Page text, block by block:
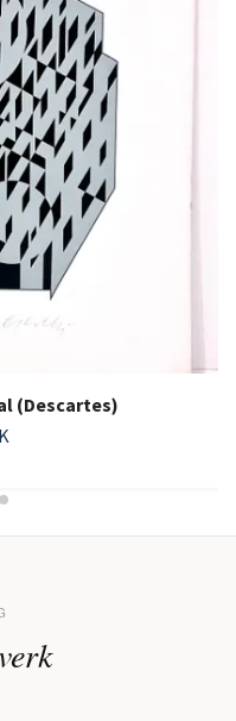
(Descartes)